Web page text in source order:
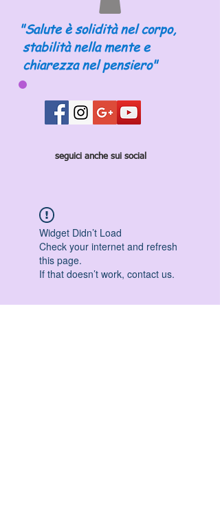
"Salute è solidità nel corpo,
stabilità nella mente e
chiarezza nel pensiero"
seguici anche sui social
Widget Didn’t Load
Check your internet and refresh
this page.
If that doesn’t work, contact us.